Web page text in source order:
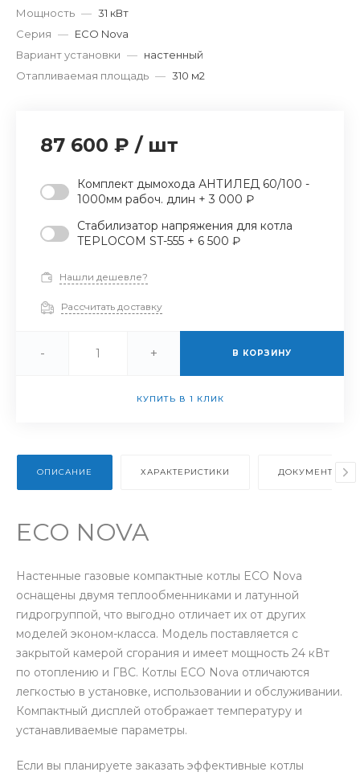
Мощность — 31 кВт
Серия — ECO Nova
Вариант установки — настенный
Отапливаемая площадь — 310 м2
87 600 ₽ / шт
Комплект дымохода АНТИЛЕД 60/100 -
1000мм рабоч. длин + 3 000 ₽
Стабилизатор напряжения для котла
TEPLOCOM ST-555 + 6 500 ₽
Нашли дешевле?
Рассчитать доставку
- + В КОРЗИНУ
КУПИТЬ В 1 КЛИК
ОПИСАНИЕ ХАРАКТЕРИСТИКИ ДОКУМЕНТЫ
ECO NOVA
Настенные газовые компактные котлы ECO Nova
оснащены двумя теплообменниками и латунной
гидрогруппой, что выгодно отличает их от других
моделей эконом-класса. Модель поставляется с
закрытой камерой сгорания и имеет мощность 24 кВт
по отоплению и ГВС. Котлы ECO Nova отличаются
легкостью в установке, использовании и обслуживании.
Компактный дисплей отображает температуру и
устанавливаемые параметры.
Если вы планируете заказать эффективные котлы